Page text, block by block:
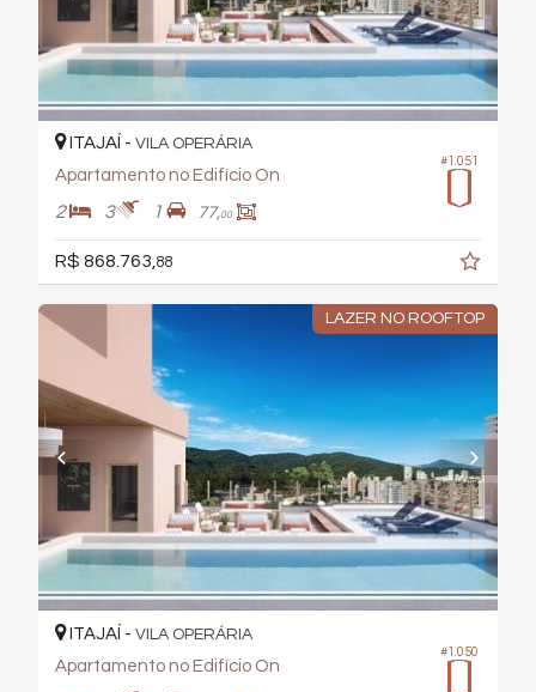
#1.051
ITAJAÍ - VILA OPERÁRIA
Apartamento no Edifício On
2 3 1 77,00
R$ 868.763,88
LAZER NO ROOFTOP
#1.050
ITAJAÍ - VILA OPERÁRIA
Apartamento no Edifício On